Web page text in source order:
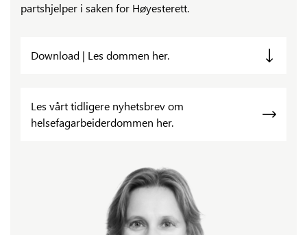
partshjelper i saken for Høyesterett.
Download | Les dommen her.
Les vårt tidligere nyhetsbrev om
helsefagarbeiderdommen her.